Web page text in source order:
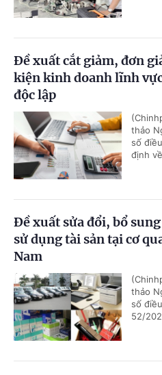
Đề xuất cắt giảm, đơn
kiện kinh doanh lĩnh
độc lập
thảo
số
định
Đề xuất sửa đổi, bổ
sử dụng tài sản tại cơ
Nam
thảo
số
52/